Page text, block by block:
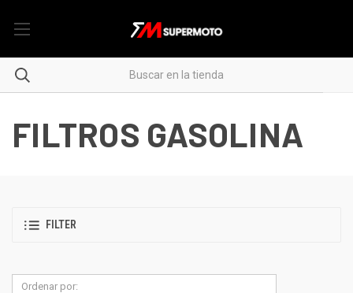
FILTROS GASOLINA
FILTER
Ordenar por: